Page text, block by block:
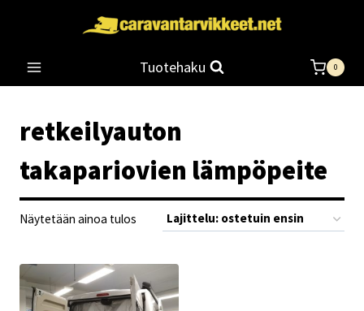
Tuotehaku 0
retkeilyauton
takapariovien lämpöpeite
Näytetään ainoa tulos